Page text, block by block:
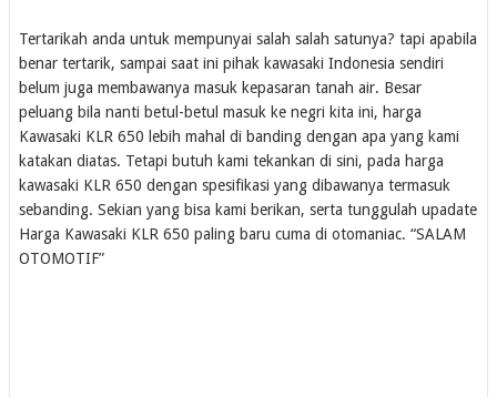
Tertarikah anda untuk mempunyai salah salah satunya? tapi apabila
benar tertarik, sampai saat ini pihak kawasaki Indonesia sendiri
belum juga membawanya masuk kepasaran tanah air. Besar
peluang bila nanti betul-betul masuk ke negri kita ini, harga
Kawasaki KLR 650 lebih mahal di banding dengan apa yang kami
katakan diatas. Tetapi butuh kami tekankan di sini, pada harga
kawasaki KLR 650 dengan spesifikasi yang dibawanya termasuk
sebanding. Sekian yang bisa kami berikan, serta tunggulah upadate
Harga Kawasaki KLR 650 paling baru cuma di otomaniac. “SALAM
OTOMOTIF”